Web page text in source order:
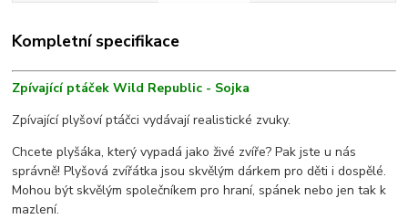
Kompletní specifikace
Zpívající ptáček Wild Republic - Sojka
Zpívající plyšoví ptáčci vydávají realistické zvuky.
Chcete plyšáka, který vypadá jako živé zvíře? Pak jste u nás
správně! Plyšová zvířátka jsou skvělým dárkem pro děti i dospělé.
Mohou být skvělým společníkem pro hraní, spánek nebo jen tak k
mazlení.